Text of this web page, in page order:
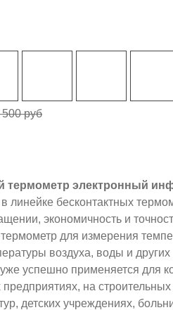
500 руб
термометр электронный
линейке бесконтактных
экономичность и
для измерения
воздуха, воды и других
успешно применяется для
на
детских учреждениях,